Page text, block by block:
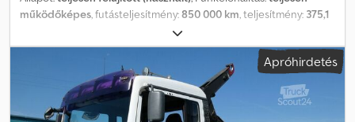
működőképes, futásteljesítmény:850 000 km, teljesítmény: 375,1
, első forgalomba helyezés:
üzemanyagtípus:dízel, maximális teherbírás:26 000 kg,
40 000 kg , gumiabroncs állapota: 80 százalék,
tengelyelrendezés:6x2, üzemanyagtartály kapacitása:
vezetőfülke:alvófülke, hajtástípus:mechanikai
, sebességek
száma:16, felfüggesztés:levegő, ülések száma:
Apróhirdetés